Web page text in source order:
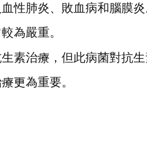
性肺炎、敗血病和腦膜
為嚴重。
素治療，但此病菌對抗
更為重要。